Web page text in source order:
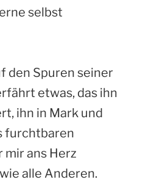
selbst
den Spuren seiner
etwas, das ihn
ihn in Mark und
furchtbaren
mir ans Herz
alle Anderen.